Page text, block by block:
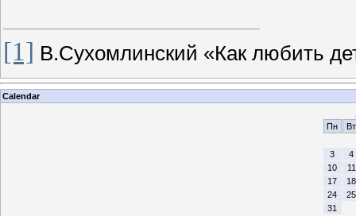
[1] В.Сухомлинский «Как любить
Calendar
Пн
Вт
3
4
10
11
17
18
24
25
31